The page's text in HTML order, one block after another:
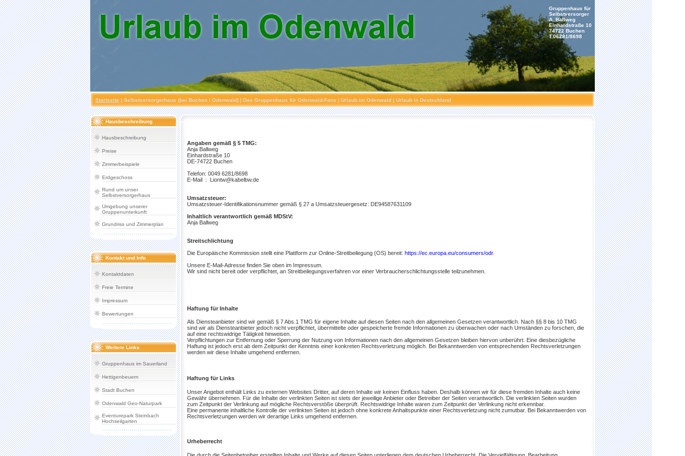
Gruppenhaus für
Selbstversorger
A. Ballweg
Einhardstraße 10
74722 Buchen
T.06281/8698
Startseite | Selbstversorgerhaus (bei Buchen / Odenwald) | Das Gruppenhaus für Odenwald-Fans | Urlaub im Odenwald | Urlaub in Deutschland
Hausbeschreibung
Hausbeschreibung
Preise
Zimmerbeispiele
Erdgeschoss
Rund um unser
Selbstversorgerhaus
Umgebung unserer
Gruppenunterkunft
Grundriss und Zimmerplan
Kontakt und Info
Kontaktdaten
Freie Termine
Impressum
Bewertungen
Weitere Links
Gruppenhaus im Sauerland
Hettigenbeuern
Stadt Buchen
Odenwald Geo-Naturpark
Eventurepark Steinbach
Hochseilgarten
Angaben gemäß § 5 TMG:
Anja Ballweg
Einhardstraße 10
DE-74722 Buchen
Telefon: 0049 6281/8698
E-Mail : Liontw@kabelbw.de
Umsatzsteuer:
Umsatzsteuer-Identifikationsnummer gemäß § 27 a Umsatzsteuergesetz: DE94587631109
Inhaltlich verantwortlich gemäß MDStV:
Anja Ballweg
Streitschlichtung
Die Europäische Kommission stellt eine Plattform zur Online-Streitbeilegung (OS) bereit: https://ec.europa.eu/consumers/odr.
Unsere E-Mail-Adresse finden Sie oben im Impressum.
Wir sind nicht bereit oder verpflichtet, an Streitbeilegungsverfahren vor einer Verbraucherschlichtungsstelle teilzunehmen.
Haftung für Inhalte
Als Diensteanbieter sind wir gemäß § 7 Abs.1 TMG für eigene Inhalte auf diesen Seiten nach den allgemeinen Gesetzen verantwortlich. Nach §§ 8 bis 10 TMG
sind wir als Diensteanbieter jedoch nicht verpflichtet, übermittelte oder gespeicherte fremde Informationen zu überwachen oder nach Umständen zu forschen, die
auf eine rechtswidrige Tätigkeit hinweisen.
Verpflichtungen zur Entfernung oder Sperrung der Nutzung von Informationen nach den allgemeinen Gesetzen bleiben hiervon unberührt. Eine diesbezügliche
Haftung ist jedoch erst ab dem Zeitpunkt der Kenntnis einer konkreten Rechtsverletzung möglich. Bei Bekanntwerden von entsprechenden Rechtsverletzungen
werden wir diese Inhalte umgehend entfernen.
Haftung für Links
Unser Angebot enthält Links zu externen Websites Dritter, auf deren Inhalte wir keinen Einfluss haben. Deshalb können wir für diese fremden Inhalte auch keine
Gewähr übernehmen. Für die Inhalte der verlinkten Seiten ist stets der jeweilige Anbieter oder Betreiber der Seiten verantwortlich. Die verlinkten Seiten wurden
zum Zeitpunkt der Verlinkung auf mögliche Rechtsverstöße überprüft. Rechtswidrige Inhalte waren zum Zeitpunkt der Verlinkung nicht erkennbar.
Eine permanente inhaltliche Kontrolle der verlinkten Seiten ist jedoch ohne konkrete Anhaltspunkte einer Rechtsverletzung nicht zumutbar. Bei Bekanntwerden von
Rechtsverletzungen werden wir derartige Links umgehend entfernen.
Urheberrecht